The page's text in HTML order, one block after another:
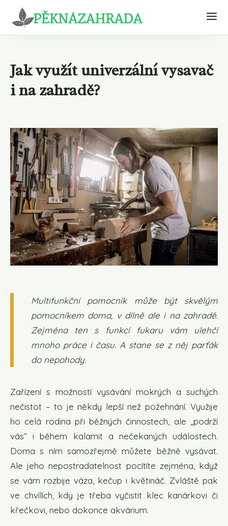
Jak využít univerzální vysavač
i na zahradě?
Multifunkční pomocník může být skvělým
pomocníkem doma, v dílně ale i na zahradě.
Zejména ten s funkcí fukaru vám ulehčí
mnoho práce i času. A stane se z něj parťák
do nepohody.
Zařízení s možností vysávání mokrých a suchých
nečistot – to je někdy lepší než požehnání. Využije
ho celá rodina při běžných činnostech, ale „podrží
vás“ i během kalamit a nečekaných událostech.
Doma s ním samozřejmě můžete běžně vysávat.
Ale jeho nepostradatelnost pocítíte zejména, když
se vám rozbije váza, kečup i květináč. Zvláště pak
ve chvílích, kdy je třeba vyčistit klec kanárkovi či
křečkovi, nebo dokonce akvárium.